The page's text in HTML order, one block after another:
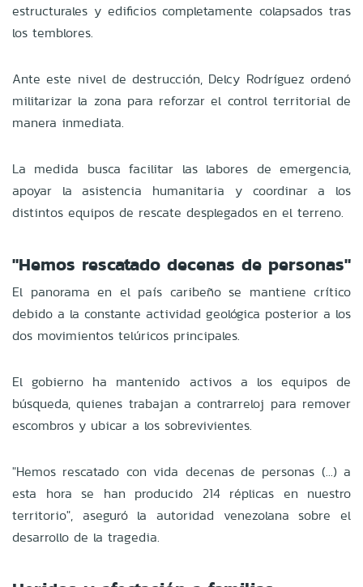
estructurales y edificios completamente colapsados tras
los temblores.
Ante este nivel de destrucción, Delcy Rodríguez ordenó
militarizar la zona para reforzar el control territorial de
manera inmediata.
La medida busca facilitar las labores de emergencia,
apoyar la asistencia humanitaria y coordinar a los
distintos equipos de rescate desplegados en el terreno.
"Hemos rescatado decenas de personas"
El panorama en el país caribeño se mantiene crítico
debido a la constante actividad geológica posterior a los
dos movimientos telúricos principales.
El gobierno ha mantenido activos a los equipos de
búsqueda, quienes trabajan a contrarreloj para remover
escombros y ubicar a los sobrevivientes.
"Hemos rescatado con vida decenas de personas (...) a
esta hora se han producido 214 réplicas en nuestro
territorio", aseguró la autoridad venezolana sobre el
desarrollo de la tragedia.